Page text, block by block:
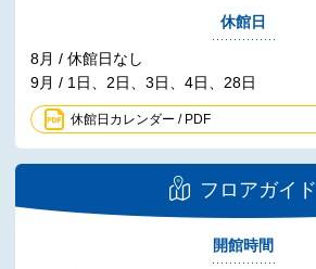
休館日
8月 / 休館日なし
9月 / 1日、2日、3日、4日、28日
休館日カレンダー / PDF
フロアガイド
開館時間